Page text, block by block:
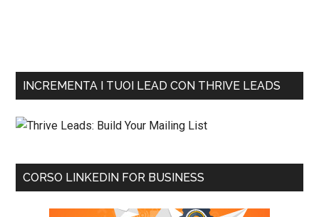
INCREMENTA I TUOI LEAD CON THRIVE LEADS
CORSO LINKEDIN FOR BUSINESS